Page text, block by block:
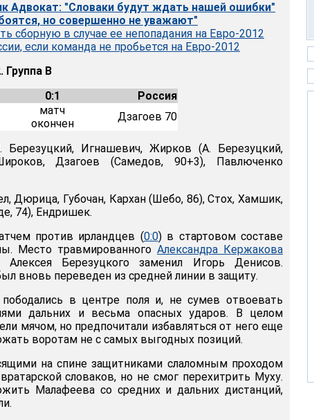
Адвокат: "Словаки будут ждать нашей ошибки"
но совершенно не уважают"
сборную в случае ее непопадания на Евро-2012
если команда не пробьется на Евро-2012
Группа В
0:1
Россия
матч
окончен
Дзагоев 70
Игнашевич, Жирков (А. Березуцкий,
Дзагоев (Самедов, 90+3), Павлюченко
Дюрица, Губочан, Кархан (Шебо, 86), Стох, Хамшик,
74), Ендришек.
против ирландцев (0:0) в стартовом составе
Место травмированного Александра Кержакова
Березуцкого заменил Игорь Денисов.
вновь переведен из средней линии в защиту.
в центре поля и, не сумев отвоевать
дальних и весьма опасных ударов. В целом
мячом, но предпочитали избавляться от него еще
воротам не с самых выгодных позиций.
на спине защитниками слаломным проходом
словаков, но не смог перехитрить Муху.
Малафеева со средних и дальних дистанций,